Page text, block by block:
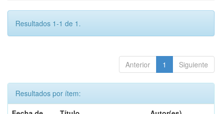
Resultados 1-1 de 1.
Anterior 1 Siguiente
Resultados por ítem: